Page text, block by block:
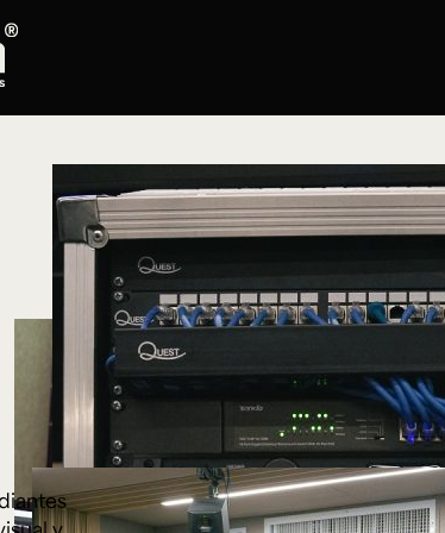
en Literatura
en Artes Plásticas, Electrónicas y
en Estudios Clásicos
en Historia del Arte
en Humanidades Digitales
en Literatura
en Música
en Patrimonio Cultural
en Periodismo
cursos